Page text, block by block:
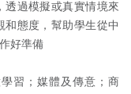
透過模擬或真實情境來
態度，幫助學生從中
好準備
習；媒體及傳意；商